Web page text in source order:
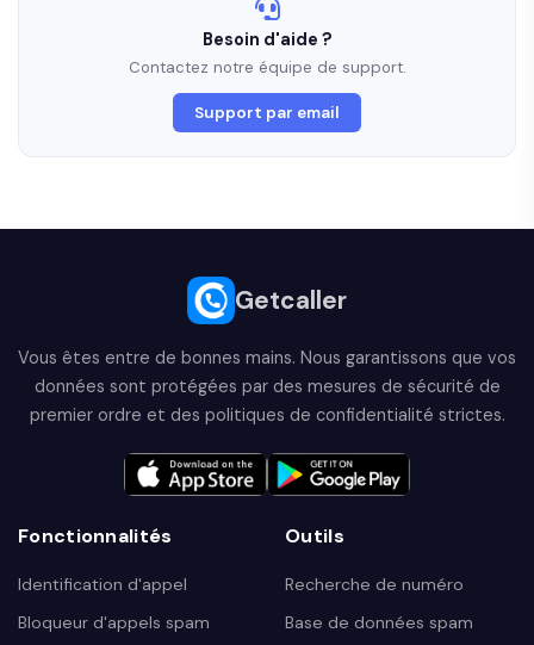
Besoin d'aide ?
Contactez notre équipe de support.
Support par email
Getcaller
Vous êtes entre de bonnes mains. Nous garantissons que vos
données sont protégées par des mesures de sécurité de
premier ordre et des politiques de confidentialité strictes.
Fonctionnalités
Identification d'appel
Bloqueur d'appels spam
Outils
Recherche de numéro
Base de données spam